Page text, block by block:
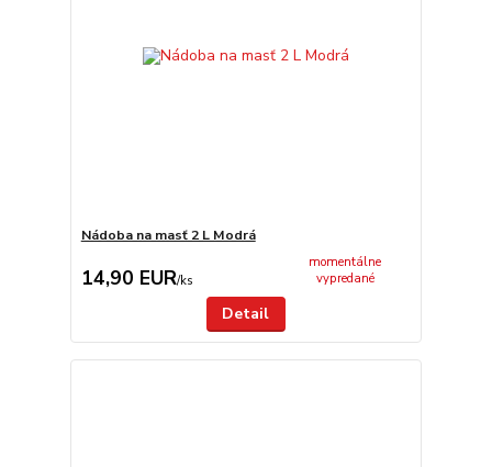
Nádoba na masť 2 L Modrá
14,90 EUR/ks
momentálne
vypredané
Detail